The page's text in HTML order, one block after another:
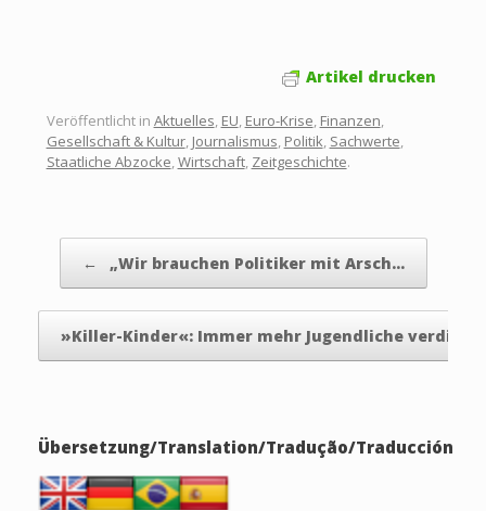
Artikel drucken
Veröffentlicht in Aktuelles, EU, Euro-Krise, Finanzen,
Gesellschaft & Kultur, Journalismus, Politik, Sachwerte,
Staatliche Abzocke,Wirtschaft, Zeitgeschichte.
← „Wir brauchen Politiker mit Arsch…
»Killer-Kinder«: Immer mehr Jugendliche
Übersetzung/Translation/Tradução/Traducción